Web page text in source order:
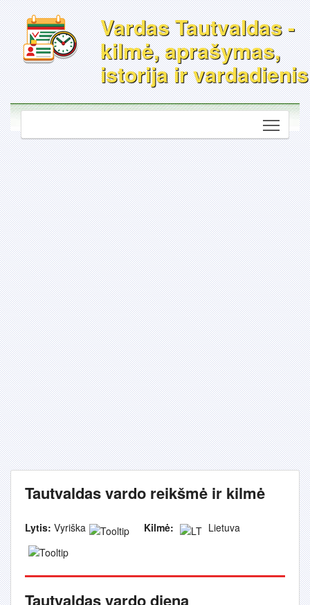
Vardas Tautvaldas -
kilmė, aprašymas,
istorija ir vardadienis
Tautvaldas vardo reikšmė ir kilmė
Lytis: Vyriška Kilmė: Lietuva
Tautvaldas vardo diena